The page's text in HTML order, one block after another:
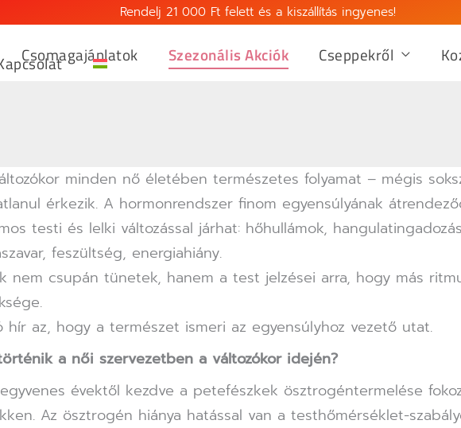
Rendelj 21 000 Ft felett és a kiszállítás ingyenes!
Csomagajánlatok Szezonális Akciók Cseppekről
minden nő életében természetes folyamat – mégis
érkezik. A hormonrendszer finom egyensúlyának
testi és lelki változással járhat: hőhullámok,
feszültség, energiahiány.
nem csupán tünetek, hanem a test jelzései arra, hogy más
hír az, hogy a természet ismeri az egyensúlyhoz vezető utat.
a női szervezetben a változókor idején?
évektől kezdve a petefészkek ösztrogéntermelése
Az ösztrogén hiánya hatással van a testhőmérséklet-